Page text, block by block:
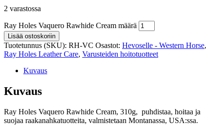
2 varastossa
Ray Holes Vaquero Rawhide Cream määrä
Lisää ostoskoriin
Tuotetunnus (SKU): RH-VC Osastot: Hevoselle - Western Horse,
Ray Holes Leather Care, Varusteiden hoitotuotteet
Kuvaus
Kuvaus
Ray Holes Vaquero Rawhide Cream, 310g, puhdistaa, hoitaa ja
suojaa raakanahkatuotteita, valmistetaan Montanassa, USA:ssa.